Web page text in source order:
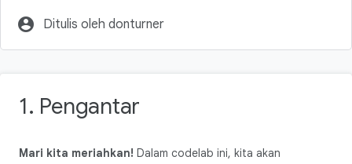
account_circle Ditulis oleh donturner
1. Pengantar
Mari kita meriahkan! Dalam codelab ini, kita akan